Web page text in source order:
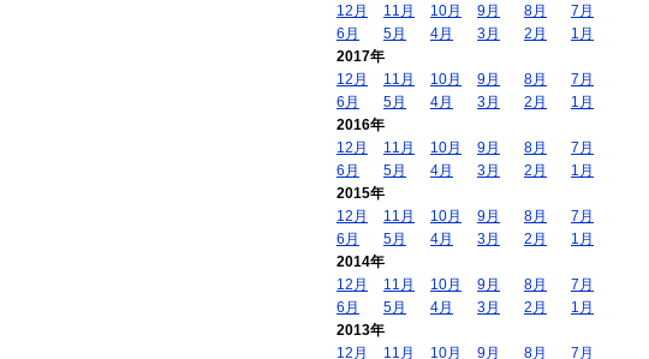
12月
11月 10月 9月 8月
7月
6月
5月 4月 3月 2月
1月
2017年
12月
11月 10月 9月 8月
7月
6月
5月 4月 3月 2月
1月
2016年
12月
11月 10月 9月 8月
7月
6月
5月 4月 3月 2月
1月
2015年
12月
11月 10月 9月 8月
7月
6月
5月 4月 3月 2月
1月
2014年
12月
11月 10月 9月 8月
7月
6月
5月 4月 3月 2月
1月
2013年
12月
11月 10月 9月 8月 7月